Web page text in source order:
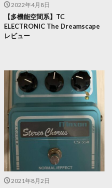
2022年4月8日
【多機能空間系】TC
ELECTRONIC The Dreamscape
レビュー
2021年8月2日